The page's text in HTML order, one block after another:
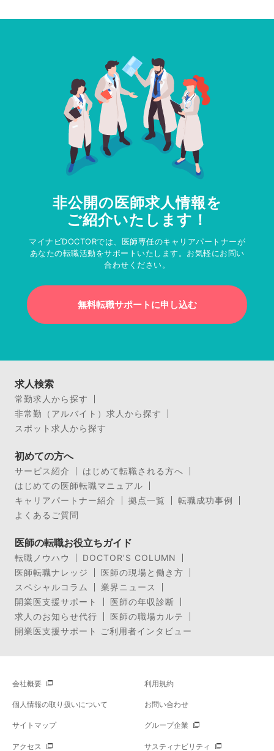
非公開の医師求人情報を
ご紹介いたします！
マイナビDOCTORでは、医師専任のキャリアパートナーが
あなたの転職活動をサポートいたします。お気軽にお問い
合わせください。
無料転職サポートに申し込む
求人検索
常勤求人から探す
非常勤（アルバイト）求人から探す
スポット求人から探す
初めての方へ
サービス紹介
はじめて転職される方へ
はじめての医師転職マニュアル
キャリアパートナー紹介
拠点一覧
転職成功事例
よくあるご質問
医師の転職お役立ちガイド
転職ノウハウ
DOCTOR’S COLUMN
医師転職ナレッジ
医師の現場と働き方
スペシャルコラム
業界ニュース
開業医支援サポート
医師の年収診断
求人のお知らせ代行
医師の職場カルテ
開業医支援サポート ご利用者インタビュー
会社概要 利用規約
個人情報の取り扱いについて お問い合わせ
サイトマップ グループ企業
アクセス サスティナビリティ